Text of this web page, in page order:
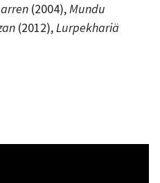
(2004),Mundu
(2012),Lurpekhariä